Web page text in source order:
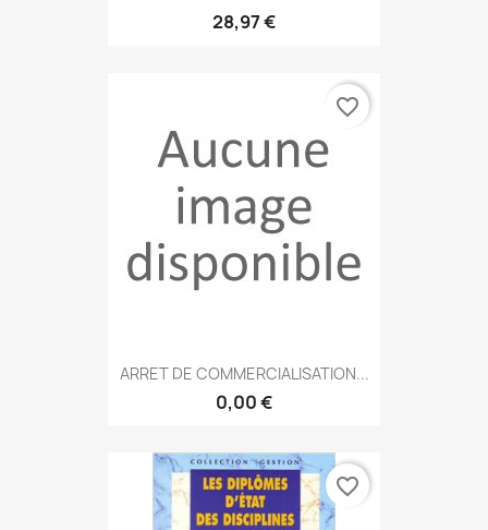
28,97 €
ARRET DE COMMERCIALISATION...
0,00 €
favorite_border
favorite_border